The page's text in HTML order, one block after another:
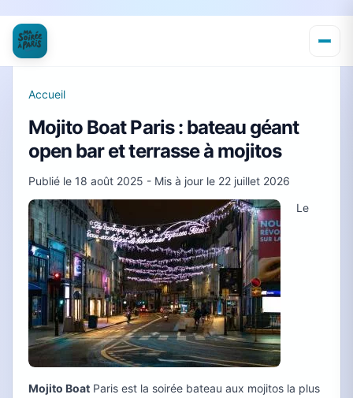
Accueil
Mojito Boat Paris : bateau géant
open bar et terrasse à mojitos
Publié le 18 août 2025 - Mis à jour le 22 juillet 2026
Le
Mojito Boat Paris est la soirée bateau aux mojitos la plus